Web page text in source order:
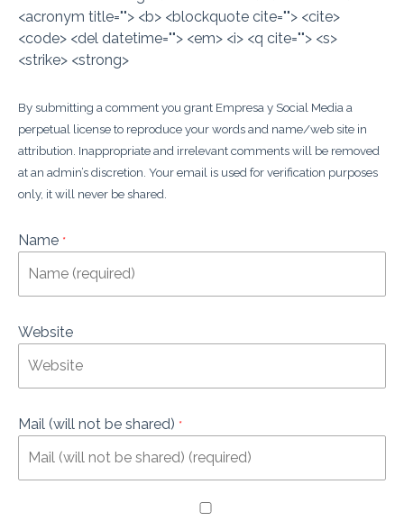
<acronym title=""> <b> <blockquote cite=""> <cite>
<code> <del datetime=""> <em> <i> <q cite=""> <s>
<strike> <strong>
By submitting a comment you grant Empresa y Social Media a
perpetual license to reproduce your words and name/web site in
attribution. Inappropriate and irrelevant comments will be removed
at an admin’s discretion. Your email is used for verification purposes
only, it will never be shared.
Name *
Website
Mail (will not be shared) *